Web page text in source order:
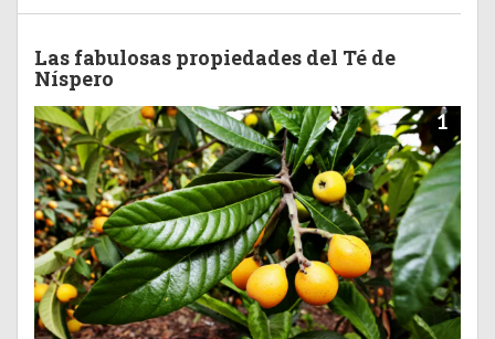
Las fabulosas propiedades del Té de
Níspero
1